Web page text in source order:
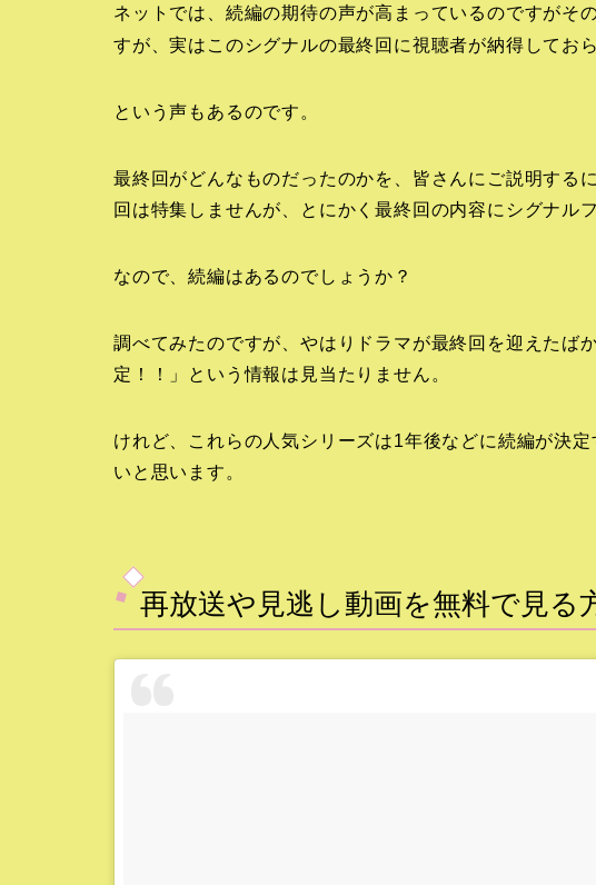
ネットでは、続編の期待の声が高まっているのですがそ
すが、実はこのシグナルの最終回に視聴者が納得しておら
という声もあるのです。
最終回がどんなものだったのかを、皆さんにご説明する
回は特集しませんが、とにかく最終回の内容にシグナル
なので、続編はあるのでしょうか？
調べてみたのですが、やはりドラマが最終回を迎えたば
定！！」という情報は見当たりません。
けれど、これらの人気シリーズは1年後などに続編が決
いと思います。
再放送や見逃し動画を無料で見る